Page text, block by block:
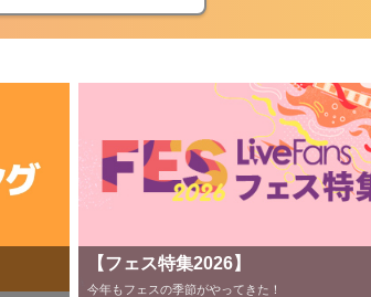
【フェス特集2026】
今年もフェスの季節がやってきた！